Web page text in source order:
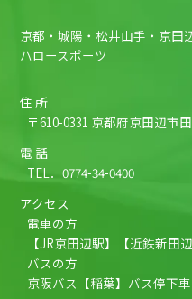
京都・城陽・松井山手・京田
ハロースポーツ
住 所
〒610-0331 京都府京田辺市
電 話
TEL．0774-34-0400
アクセス
電車の方
【JR京田辺駅】【近鉄新田
バスの方
京阪バス【稲葉】バス停下車